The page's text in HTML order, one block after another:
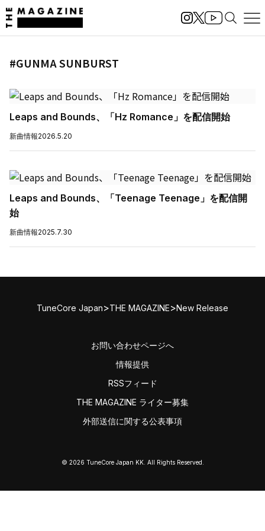
#GUNMA SUNBURST
Leaps and Bounds、「Hz Romance」を配信開始
新曲情報2026.5.20
Leaps and Bounds、「Teenage Teenage」を配信開
始
新曲情報2025.7.30
TuneCore Japan>THE MAGAZINE>New Release
お問い合わせページへ
情報提供
RSSフィード
THE MAGAZINE ライター募集
外部送信に関する公表事項
© 2026 TuneCore Japan KK. All Rights Reserved.